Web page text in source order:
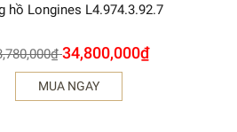
hồ Longines L4.974.3.92.7
₫ 34,800,000₫
MUA NGAY